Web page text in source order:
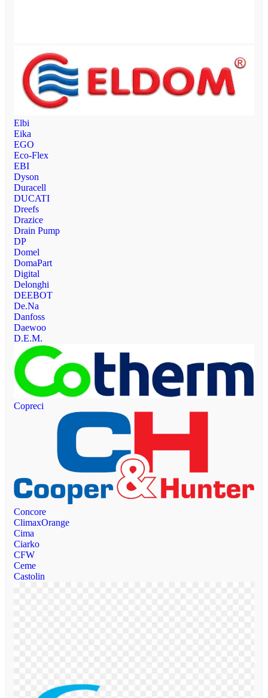
Elbi
Eika
EGO
Eco-Flex
EBI
Dyson
Duracell
DUCATI
Dreefs
Drazice
Drain Pump
DP
Domel
DomaPart
Digital
Delonghi
DEEBOT
De.Na
Danfoss
Daewoo
D.E.M.
Copreci
Concore
ClimaxOrange
Cima
Ciarko
CFW
Ceme
Castolin